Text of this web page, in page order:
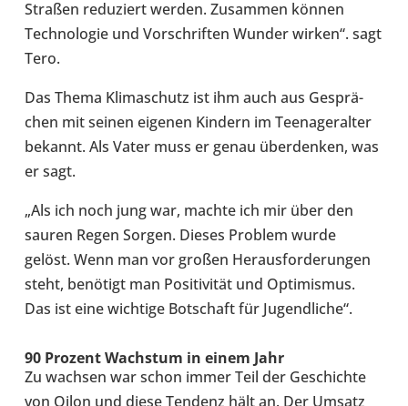
Straßen redu­ziert werden. Zusam­men können
Tech­no­lo­gie und Vor­schrif­ten Wunder wirken“. sagt
Tero.
Das Thema Kli­ma­schutz ist ihm auch aus Gesprä­
chen mit seinen eigenen Kindern im Teen­ager­al­ter
bekannt. Als Vater muss er genau über­den­ken, was
er sagt.
„Als ich noch jung war, machte ich mir über den
sauren Regen Sorgen. Dieses Problem wurde
gelöst. Wenn man vor großen Her­aus­for­de­run­gen
steht, benö­tigt man Posi­ti­vi­tät und Opti­mis­mus.
Das ist eine wich­tige Bot­schaft für Jugend­li­che“.
90 Prozent Wachs­tum in einem Jahr
Zu wachsen war schon immer Teil der Geschichte
von Oilon und diese Tendenz hält an. Der Umsatz